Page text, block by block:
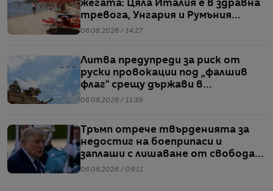
жегата: Цяла Италия е в здравна
тревога, Унгария и Румъния
пестят електричество
06.08.2026 / 14:27
Литва предупреди за риск от
руски провокации под „фалшив
флаг“ срещу държави в
Балтийския регион
06.08.2026 / 11:39
Тръмп отрече твърденията за
недостиг на боеприпаси и
заплаши с лишаване от свобода
хората, които разпространяват
06.08.2026 / 09:11